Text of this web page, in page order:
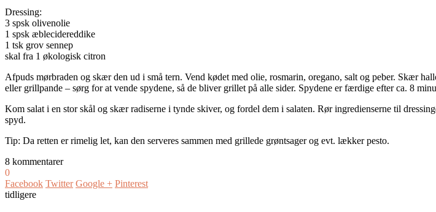
Dressing:
3 spsk olivenolie
1 spsk æblecidereddike
1 tsk grov sennep
skal fra 1 økologisk citron
Afpuds mørbraden og skær den ud i små tern. Vend kødet med olie, rosmarin, oregano, salt og peber. Skær
eller grillpande – sørg for at vende spydene, så de bliver grillet på alle sider. Spydene er færdige efter ca. 8
Kom salat i en stor skål og skær radiserne i tynde skiver, og fordel dem i salaten. Rør ingredienserne til
spyd.
Tip: Da retten er rimelig let, kan den serveres sammen med grillede grøntsager og evt. lækker pesto.
8 kommentarer
0
Facebook Twitter Google + Pinterest
tidligere